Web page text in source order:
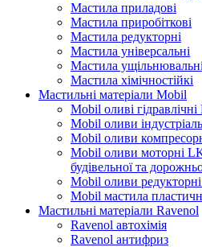
Мастила приладові
Мастила приробіткові
Мастила редукторні
Мастила універсальні
Мастила ущільнювальні
Мастила хімічностійкі
Мастильні матеріали Mobil
Mobil оливі
Mobil оливи
Mobil оливи
Mobil оливи моторні
будівельної та
Mobil оливи
Mobil мастила
Мастильні матеріали Ravenol
Ravenol автохімія
Ravenol антифриз